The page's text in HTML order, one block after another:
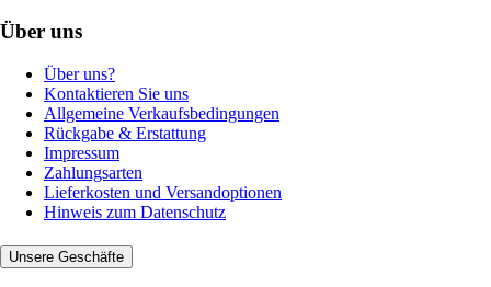
Über uns
Über uns?
Kontaktieren Sie uns
Allgemeine Verkaufsbedingungen
Rückgabe & Erstattung
Impressum
Zahlungsarten
Lieferkosten und Versandoptionen
Hinweis zum Datenschutz
Unsere Geschäfte